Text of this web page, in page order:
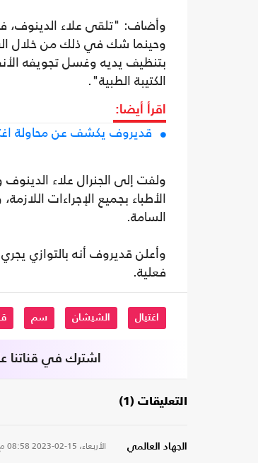
وحينما شك في ذلك من خلال
بتنظيف يديه وغسل تجويفه
الكتيبة الطبية".
اقرأ أيضا:
قديروف يكشف عن محاولة
ولفت إلى الجنرال علاء
الأطباء بجميع الإجراءات
السامة.
وأعلن قديروف أنه بالتوازي
فعلية.
اغتيال الشيشان سم
اشترك في قناتنا
التعليقات (1)
الجهاد العالمي الأربعاء، 15-02-2023 08:58 م